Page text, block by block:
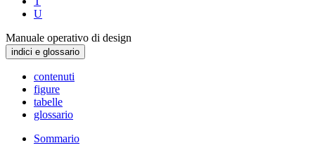
U
Manuale operativo di design
indici e glossario
contenuti
figure
tabelle
glossario
Sommario